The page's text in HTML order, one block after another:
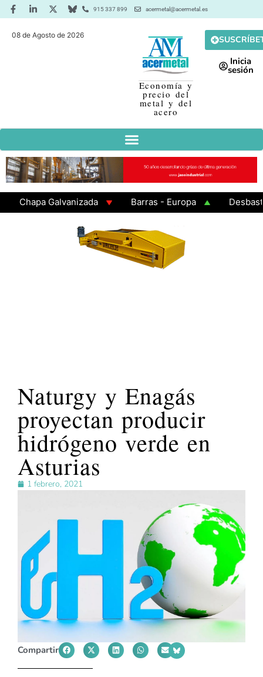
915 337 899 acermetal@acermetal.es
08 de Agosto de 2026
Economía y
precio del
metal y del
acero
Inicia
sesión
Galvanizada Barras - Europa
Desbaste -
Naturgy y Enagás
proyectan producir
hidrógeno verde en
Asturias
1 febrero, 2021
Compartir